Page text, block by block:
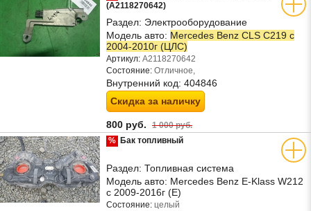
(A2118270642)
Раздел: Электрооборудование
Модель авто: Mercedes Benz CLS C219 с
2004-2010г (ЦЛС)
Артикул: A2118270642
Состояние: Отличное,
Внутренний код: 404846
Скидка за наличку
800 руб. 1 000 руб.
% Бак топливный
Раздел: Топливная система
Модель авто: Mercedes Benz E-Klass W212
с 2009-2016г (Е)
Состояние: целый